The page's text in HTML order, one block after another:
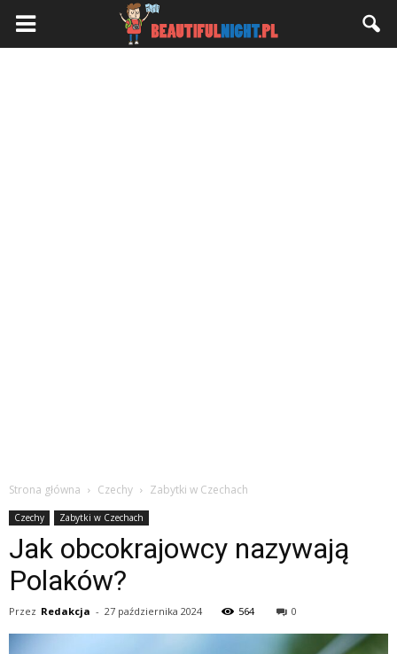
Strona główna Czechy Zabytki w Czechach
Czechy Zabytki w Czechach
Jak obcokrajowcy nazywają
Polaków?
Przez Redakcja - 27 października 2024 564 0